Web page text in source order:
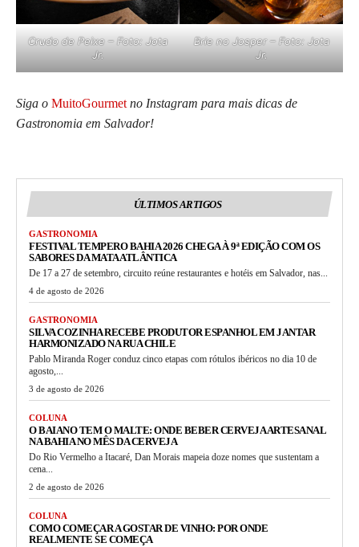
Crudo de Peixe – Foto: Jota
Jr.
Brie no Josper – Foto: Jota
Jr.
Siga o MuitoGourmet no Instagram para mais dicas de
Gastronomia em Salvador!
ÚLTIMOS ARTIGOS
GASTRONOMIA
FESTIVAL TEMPERO BAHIA 2026 CHEGA À 9ª EDIÇÃO COM OS
SABORES DA MATA ATLÂNTICA
De 17 a 27 de setembro, circuito reúne restaurantes e hotéis em Salvador, nas...
4 de agosto de 2026
GASTRONOMIA
SILVA COZINHA RECEBE PRODUTOR ESPANHOL EM JANTAR
HARMONIZADO NA RUA CHILE
Pablo Miranda Roger conduz cinco etapas com rótulos ibéricos no dia 10 de
agosto,...
3 de agosto de 2026
COLUNA
O BAIANO TEM O MALTE: ONDE BEBER CERVEJA ARTESANAL
NA BAHIA NO MÊS DA CERVEJA
Do Rio Vermelho a Itacaré, Dan Morais mapeia doze nomes que sustentam a
cena...
2 de agosto de 2026
COLUNA
COMO COMEÇAR A GOSTAR DE VINHO: POR ONDE
REALMENTE SE COMEÇA